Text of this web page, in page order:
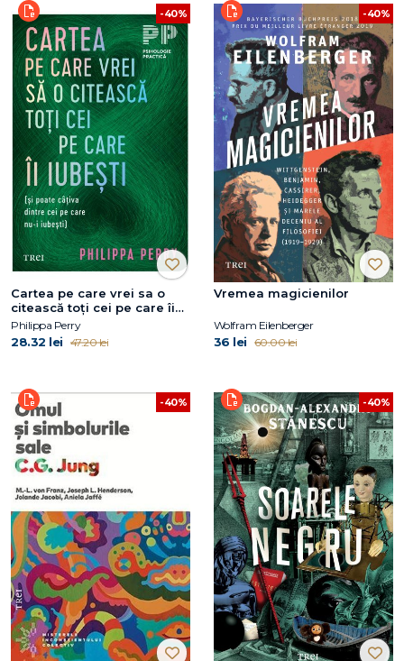
-40%
Cartea pe care vrei sa o
citească toți cei pe care îi
iubești
Philippa Perry
28.32 lei 47.20 lei
-40%
Vremea magicienilor
Wolfram Eilenberger
36 lei 60.00 lei
-40% -40%